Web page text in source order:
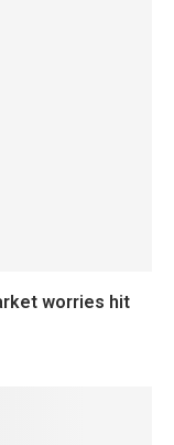
worries hit